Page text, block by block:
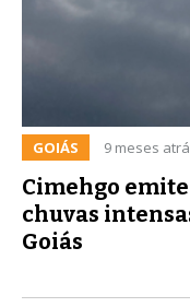
GOIÁS 9 meses
Cimehgo
chuvas
Goiás